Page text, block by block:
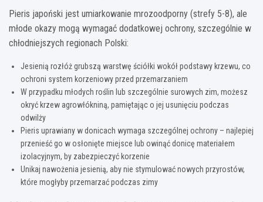
Pieris japoński jest umiarkowanie mrozoodporny (strefy 5-8), ale
młode okazy mogą wymagać dodatkowej ochrony, szczególnie w
chłodniejszych regionach Polski:
Jesienią rozłóż grubszą warstwę ściółki wokół podstawy krzewu, co
ochroni system korzeniowy przed przemarzaniem
W przypadku młodych roślin lub szczególnie surowych zim, możesz
okryć krzew agrowłókniną, pamiętając o jej usunięciu podczas
odwilży
Pieris uprawiany w donicach wymaga szczególnej ochrony – najlepiej
przenieść go w osłonięte miejsce lub owinąć donicę materiałem
izolacyjnym, by zabezpieczyć korzenie
Unikaj nawożenia jesienią, aby nie stymulować nowych przyrostów,
które mogłyby przemarzać podczas zimy